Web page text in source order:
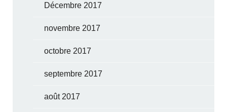
Décembre 2017
novembre 2017
octobre 2017
septembre 2017
août 2017